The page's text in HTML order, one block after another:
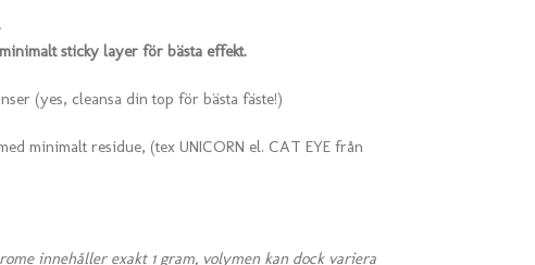
sticky layer för bästa effekt.
(yes, cleansa din top för bästa fäste!)
minimalt residue, (tex UNICORN el. CAT EYE från
innehåller exakt 1 gram, volymen kan dock variera